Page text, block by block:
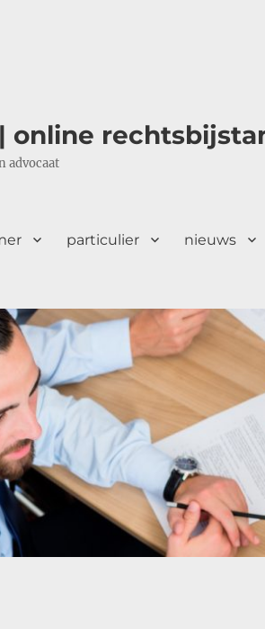
| online
advocaat
particulier nieuws